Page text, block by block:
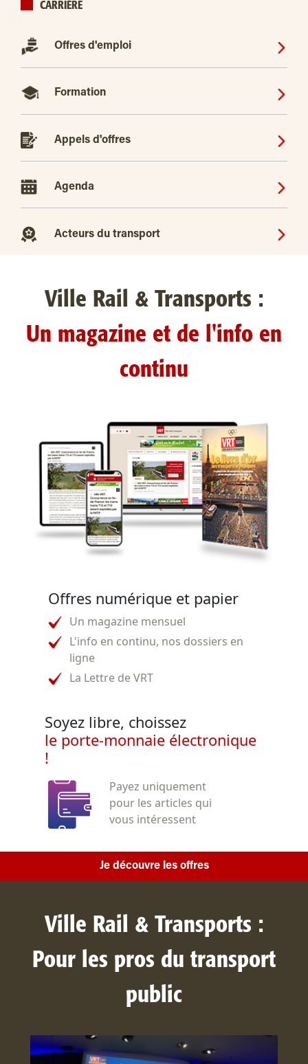
CARRIÈRE
Offres d'emploi
Formation
Appels d'offres
Agenda
Acteurs du transport
Ville Rail & Transports :
Un magazine et de l'info en
continu
Offres numérique et papier
Un magazine mensuel
L'info en continu, nos dossiers en
ligne
La Lettre de VRT
Soyez libre, choissez
le porte-monnaie électronique
!
Payez uniquement
pour les articles qui
vous intéressent
Je découvre les offres
Ville Rail & Transports :
Pour les pros du transport
public